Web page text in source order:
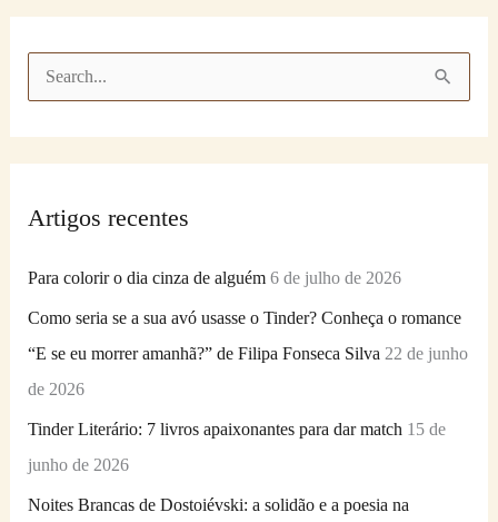
u
o
r
:
Artigos recentes
Para colorir o dia cinza de alguém 6 de julho de 2026
Como seria se a sua avó usasse o Tinder? Conheça o romance
“E se eu morrer amanhã?” de Filipa Fonseca Silva 22 de junho
de 2026
Tinder Literário: 7 livros apaixonantes para dar match 15 de
junho de 2026
Noites Brancas de Dostoiévski: a solidão e a poesia na